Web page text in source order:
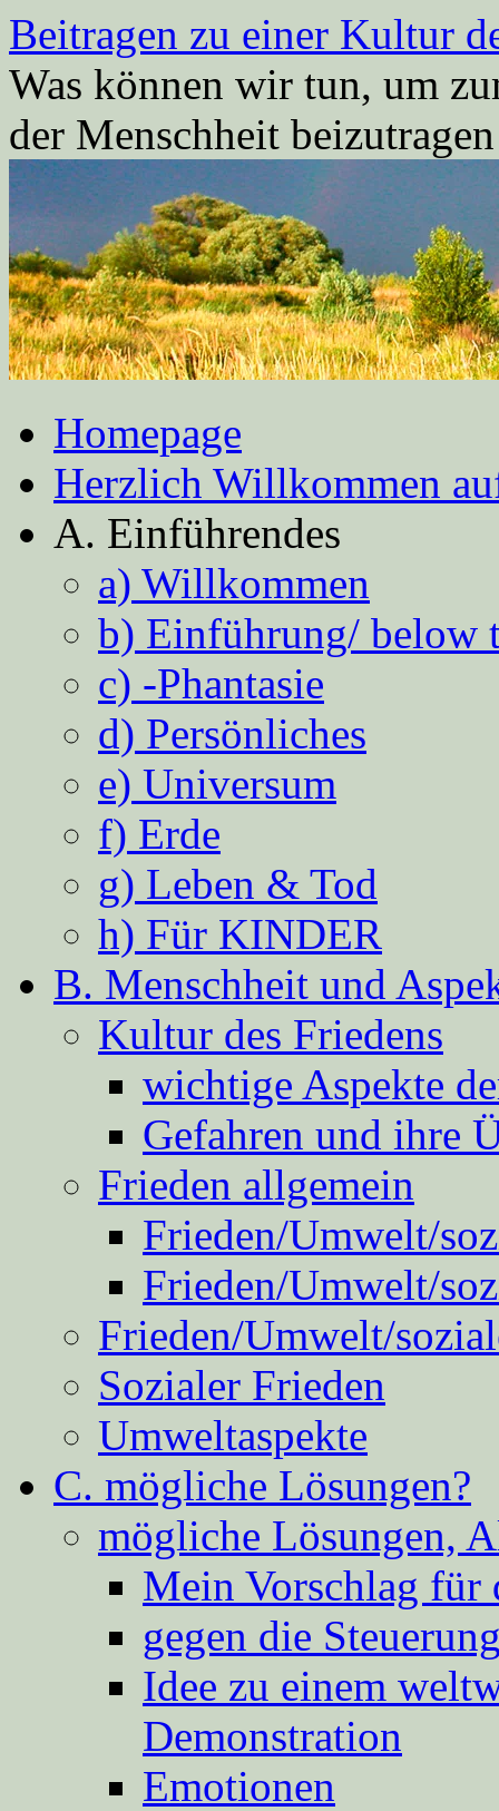
Zum
Inhalt
springen
Beitragen zu einer Kultur
Was können wir tun, um
der Menschheit
Homepage
Herzlich Willkommen
A. Einführendes
a) Willkommen
b) Einführung/ below
c) -Phantasie
d) Persönliches
e) Universum
f) Erde
g) Leben & Tod
h) Für KINDER
B. Menschheit und
Kultur des Friedens
wichtige Aspekte
Gefahren und ihre
Frieden allgemein
Frieden/Umwelt/
Frieden/Umwelt/
Frieden/Umwelt/
Sozialer Frieden
Umweltaspekte
C. mögliche Lösungen?
mögliche Lösungen,
Mein Vorschlag für
gegen die
Idee zu einem
Demonstration
Emotionen